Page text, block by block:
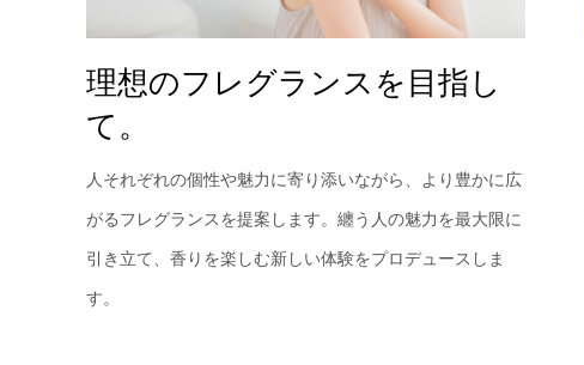
理想のフレグランスを目指し
て。
人それぞれの個性や魅力に寄り添いながら、より豊かに広
がるフレグランスを提案します。纏う人の魅力を最大限に
引き立て、香りを楽しむ新しい体験をプロデュースしま
す。